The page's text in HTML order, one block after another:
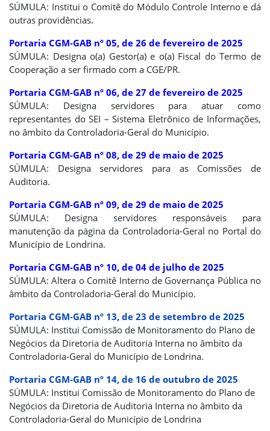
SÚMULA: Institui o Comitê do Módulo Controle Interno e dá
outras providências.
Portaria CGM-GAB nº 05, de 26 de fevereiro de 2025
SÚMULA: Designa o(a) Gestor(a) e o(a) Fiscal do Termo de
Cooperação a ser firmado com a CGE/PR.
Portaria CGM-GAB nº 06, de 27 de fevereiro de 2025
SÚMULA: Designa servidores para atuar como
representantes do SEI – Sistema Eletrônico de Informações,
no âmbito da Controladoria-Geral do Município.
Portaria CGM-GAB nº 08, de 29 de maio de 2025
SÚMULA: Designa servidores para as Comissões de
Auditoria.
Portaria CGM-GAB nº 09, de 29 de maio de 2025
SÚMULA: Designa servidores responsáveis para
manutenção da página da Controladoria-Geral no Portal do
Município de Londrina.
Portaria CGM-GAB nº 10, de 04 de julho de 2025
SÚMULA: Altera o Comitê Interno de Governança Pública no
âmbito da Controladoria-Geral do Município.
Portaria CGM-GAB nº 13, de 23 de setembro de 2025
SÚMULA: Institui Comissão de Monitoramento do Plano de
Negócios da Diretoria de Auditoria Interna no âmbito da
Controladoria-Geral do Município de Londrina.
Portaria CGM-GAB nº 14, de 16 de outubro de 2025
SÚMULA: Institui Comissão de Monitoramento do Plano de
Negócios da Diretoria de Auditoria Interna no âmbito da
Controladoria-Geral do Município de Londrina